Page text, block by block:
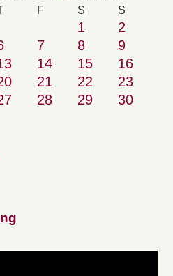
F S S
1
2
7 8
9
14 15
16
21 22
23
28 29 30